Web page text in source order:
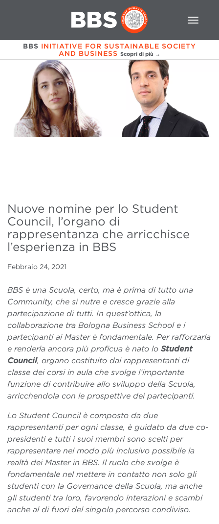
BBS INITIATIVE FOR SUSTAINABLE SOCIETY
AND BUSINESS Scopri di più →
Nuove nomine per lo Student
Council, l’organo di
rappresentanza che arricchisce
l’esperienza in BBS
Febbraio 24, 2021
BBS è una Scuola, certo, ma è prima di tutto una
Community, che si nutre e cresce grazie alla
partecipazione di tutti. In quest’ottica, la
collaborazione tra Bologna Business School e i
partecipanti ai Master è fondamentale. Per rafforzarla
e renderla ancora più proficua è nato lo Student
Council, organo costituito dai rappresentanti di
classe dei corsi in aula che svolge l’importante
funzione di contribuire allo sviluppo della Scuola,
arricchendola con le prospettive dei partecipanti.
Lo Student Council è composto da due
rappresentanti per ogni classe, è guidato da due co-
presidenti e tutti i suoi membri sono scelti per
rappresentare nel modo più inclusivo possibile la
realtà dei Master in BBS. Il ruolo che svolge è
fondamentale nel mettere in contatto non solo gli
studenti con la Governance della Scuola, ma anche
gli studenti tra loro, favorendo interazioni e scambi
anche al di fuori del singolo percorso condiviso.